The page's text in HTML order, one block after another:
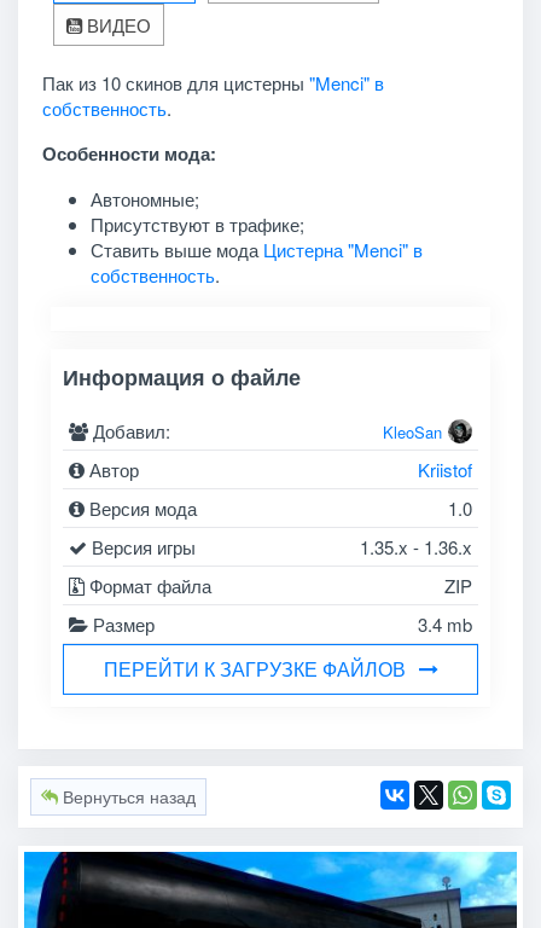
ВИДЕО
Пак из 10 скинов для цистерны "Menci" в
собственность.
Особенности мода:
Автономные;
Присутствуют в трафике;
Ставить выше мода Цистерна "Menci" в
собственность.
Информация о файле
Добавил: KleoSan
Автор
Kriistof
Версия мода
1.0
Версия игры
1.35.x - 1.36.x
Формат файла
ZIP
Размер
3.4 mb
ПЕРЕЙТИ К ЗАГРУЗКЕ ФАЙЛОВ
Вернуться назад